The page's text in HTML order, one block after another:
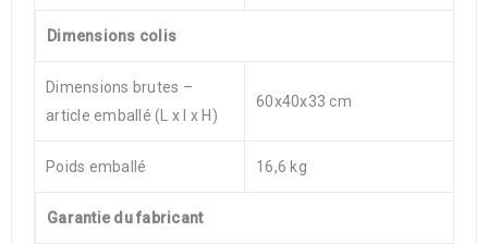
Dimensions colis
Dimensions brutes –
article emballé (L x l x H)
60x40x33 cm
Poids emballé 16,6 kg
Garantie du fabricant